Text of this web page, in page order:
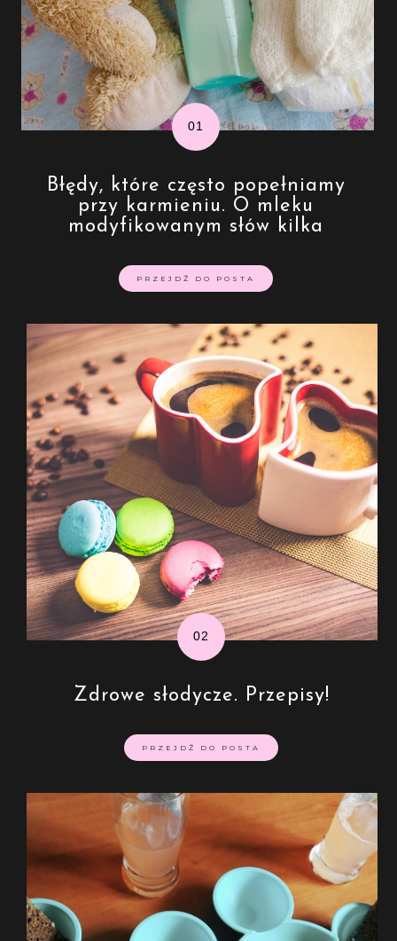
Błędy, które często popełniamy
przy karmieniu. O mleku
modyfikowanym słów kilka
PRZEJDŹ DO POSTA
Zdrowe słodycze. Przepisy!
PRZEJDŹ DO POSTA